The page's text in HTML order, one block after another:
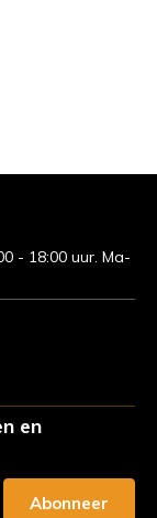
- 18:00 uur. Ma-
en
Abonneer